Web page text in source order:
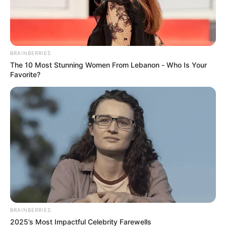
En un segundo operativo, esta vez en la zona rural de
Yondó, cerca de la vía que comunica con
BRAINBERRIES
The 10 Most Stunning Women From Lebanon - Who Is Your
Favorite?
BRAINBERRIES
2025’s Most Impactful Celebrity Farewells